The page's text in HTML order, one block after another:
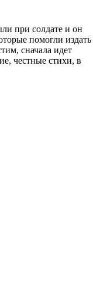
при солдате и он
помогли издать
сначала идет
честные стихи, в